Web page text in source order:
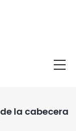
la cabecera